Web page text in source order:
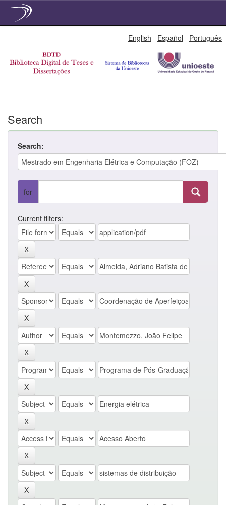
English Español Português
Search
Search:
for
Current filters: